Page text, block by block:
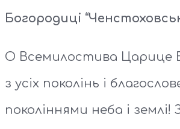
Богородиці
О Всемилостива Царице
з усіх поколінь і
поколіннями неба і землі!